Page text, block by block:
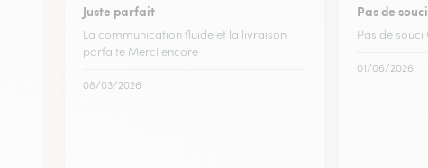
Juste parfait
La communication fluide et la livraison
parfaite Merci encore
08/03/2026
Pas de
Pas de souci
01/06/2026